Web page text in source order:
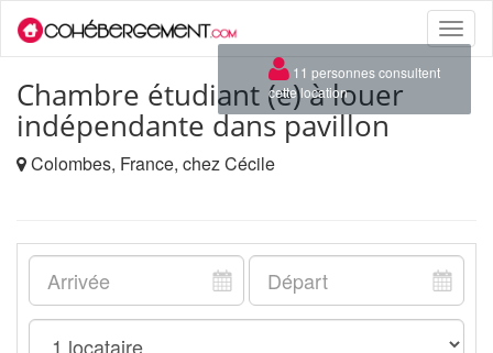
Toggle
Chambre étudiant (e) à louer
indépendante dans pavillon
Colombes, France, chez Cécile
×
11 personnes consultent
cette location